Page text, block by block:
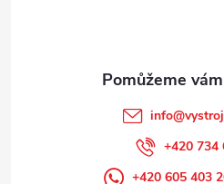
info@
+420 734
+420 605 403